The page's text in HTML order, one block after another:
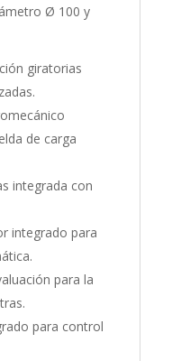
Ø 100 y
giratorias
de carga
integrada con
integrado para
para la
para control